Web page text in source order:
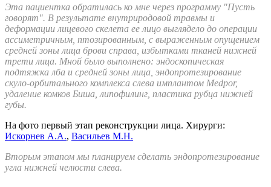
Эта пациентка обратилась ко мне через программу "Пусть
говорят". В результате внутриродовой травмы и
деформации лицевого скелета ее лицо выглядело до операции
ассиметричным, птозированным, с выраженным опущением
средней зоны лица брови справа, избытками тканей нижней
трети лица. Мной было выполнено: эндоскопическая
подтяжка лба и средней зоны лица, эндопротезирование
скуло-орбитального комплекса слева имплантом Medpor,
удаление комков Биша, липофилинг, пластика рубца нижней
губы.
На фото первый этап реконструкции лица. Хирурги:
Искорнев А.А., Васильев М.Н.
Вторым этапом мы планируем сделать эндопротезирование
угла нижней челюсти слева.